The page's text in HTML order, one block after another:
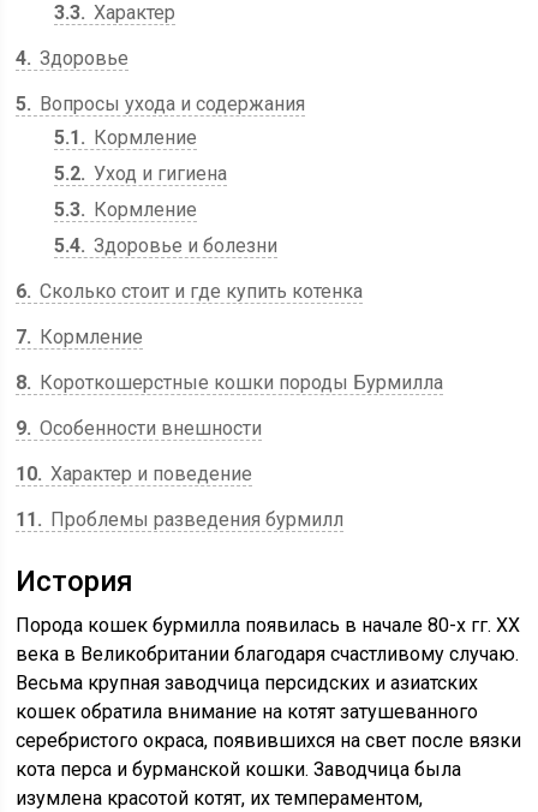
3.3 Характер
4 Здоровье
5
Вопросы ухода и содержания
5.1
Кормление
5.2 Уход и гигиена
5.3
Кормление
5.4 Здоровье и болезни
6 Сколько стоит и где купить котенка
7
Кормление
8
Короткошерстные кошки породы Бурмилла
9 Особенности внешности
10 Характер и поведение
11
Проблемы разведения бурмилл
История
Порода кошек бурмилла появилась в начале 80-х гг. XX
века в Великобритании благодаря счастливому случаю.
Весьма крупная заводчица персидских и азиатских
кошек обратила внимание на котят затушеванного
серебристого окраса, появившихся на свет после вязки
кота перса и бурманской кошки. Заводчица была
изумлена красотой котят, их темпераментом,